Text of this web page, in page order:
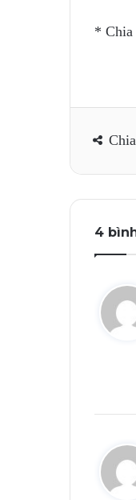
* Chia
4